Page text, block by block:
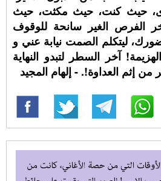
حيث كنت، حيث مكثت، حيث
الفرص الغير سانحة للوقوف
ليتكلم الصمت نيابة عني و
آخر السطر لتبدو النهاية
من إثم العداوة!. - إلهام المجيد